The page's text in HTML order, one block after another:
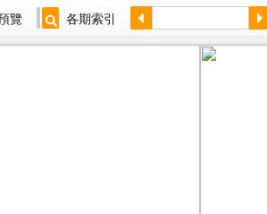
覽 各期索引